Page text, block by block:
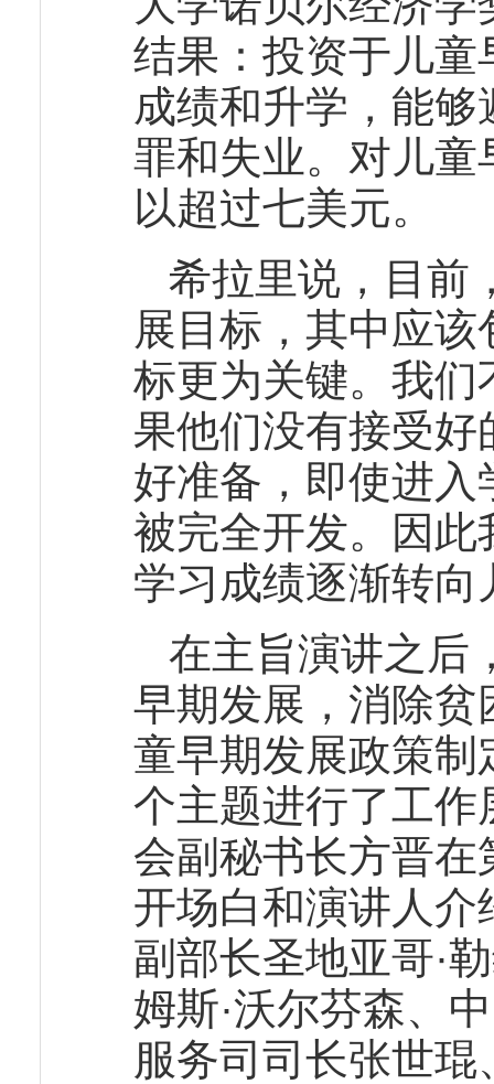
结果：投资于儿
成绩和升学，能
罪和失业。对儿
以超过七美元。
希拉里说，目前
展目标，其中应
标更为关键。我
果他们没有接受
好准备，即使进
被完全开发。因
学习成绩逐渐转
在主旨演讲之后
早期发展，消除贫
童早期发展政策制
个主题进行了工
会副秘书长方晋
开场白和演讲人
副部长圣地亚哥·
姆斯·沃尔芬森、
服务司司长张世